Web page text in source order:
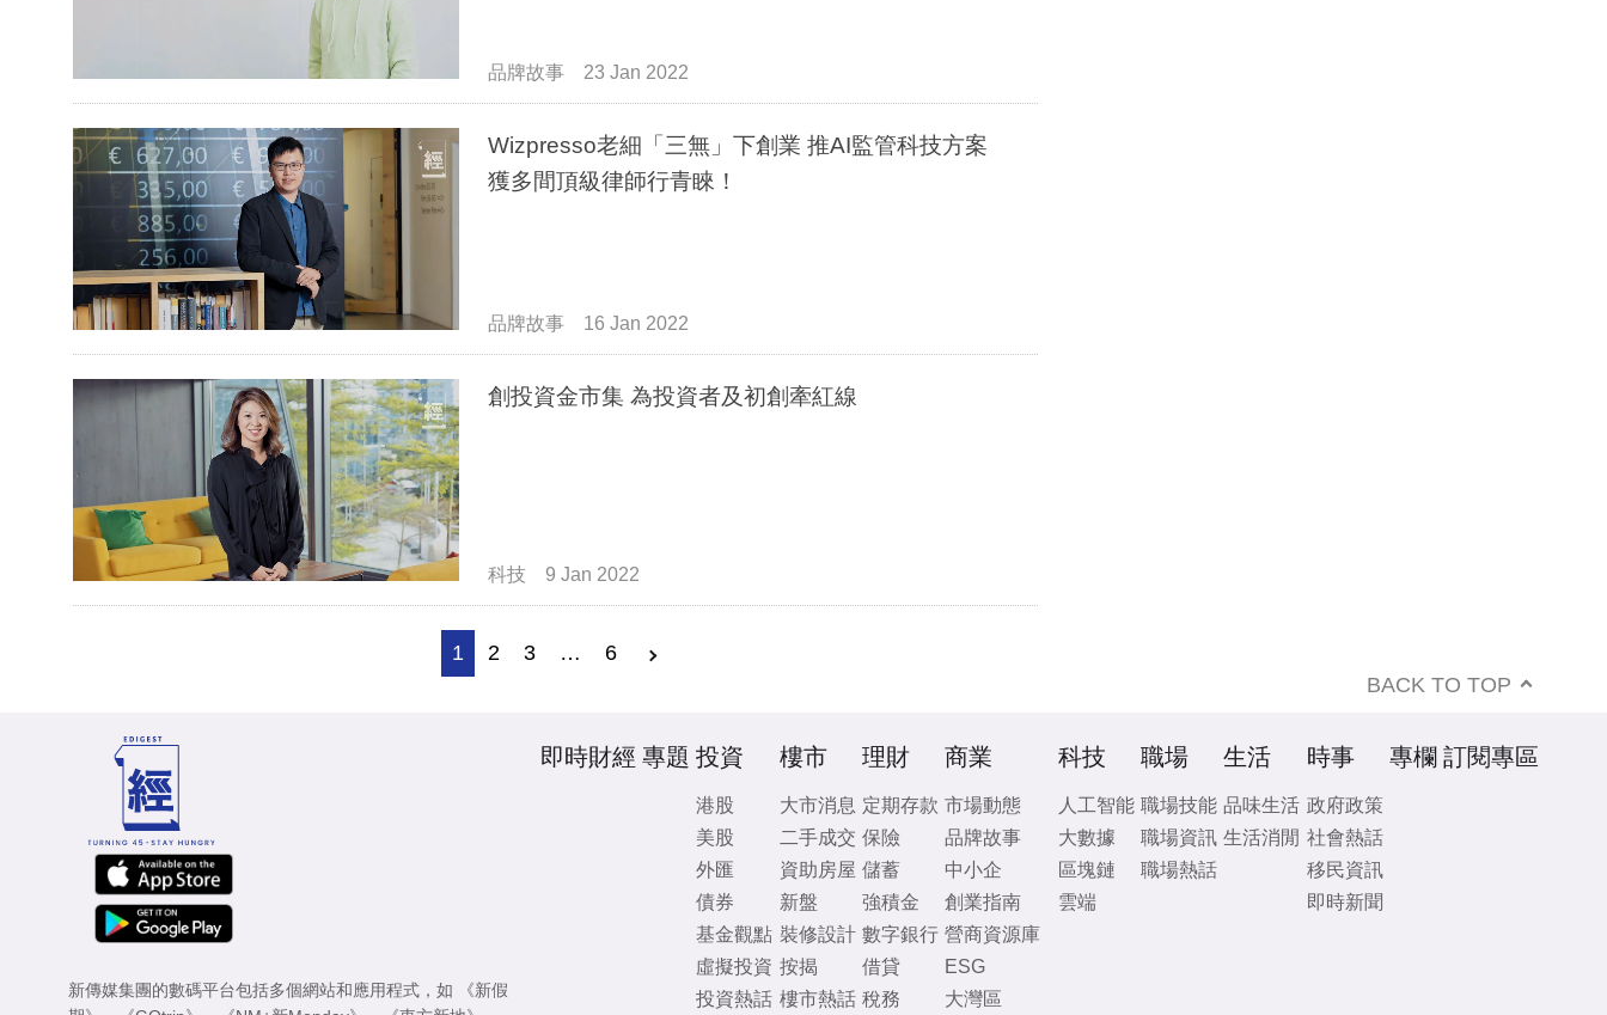
品牌故事 23 Jan 2022
Wizpresso老細「三無」下創業 推AI監管科技方案
獲多間頂級律師行青睞！
品牌故事 16 Jan 2022
創投資金市集 為投資者及初創牽紅線
科技 9 Jan 2022
1 2 3 … 6
BACK TO TOP
新傳媒集團的數碼平台包括多個網站和應用程式，如
《新假
即時財經 專題 投資
港股
美股
外匯
債券
基金觀點
虛擬投資
投資熱話
樓市
大市消息
二手成交
資助房屋
新盤
裝修設計
按揭
樓市熱話
理財
定期存款
保險
儲蓄
強積金
數字銀行
借貸
稅務
商業
市場動態
品牌故事
中小企
創業指南
營商資源庫
ESG
大灣區
科技
人工智能
大數據
區塊鏈
雲端
職場
職場技能
職場資訊
職場熱話
生活
品味生活
生活消閒
時事
政府政策
社會熱話
移民資訊
即時新聞
專欄 訂閱專區